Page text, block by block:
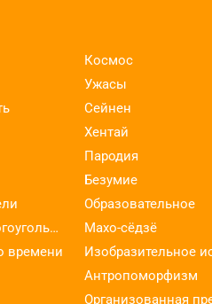
Космос
Ужасы
Сейнен
Хентай
Пародия
Безумие
Образовательное
Любовный многоугольник
Махо-сёдзё
времени
Антропоморфизм